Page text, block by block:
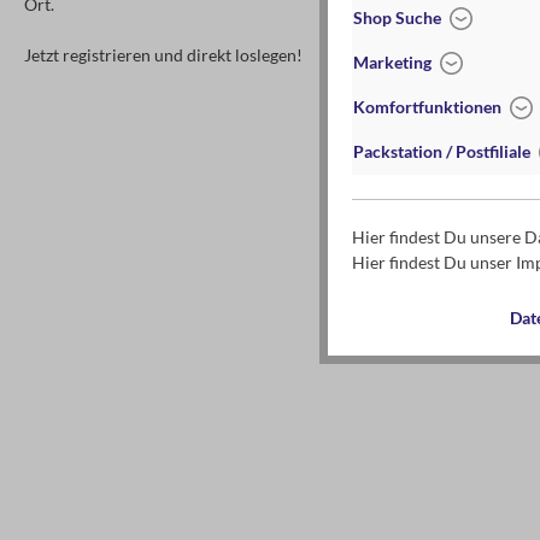
Ort.
Jetzt registrieren und direkt loslegen!
Shop Suche
Marketing
Komfortfunktionen
Packstation / Postfiliale
Hier findest Du unsere
Hier findest Du unser